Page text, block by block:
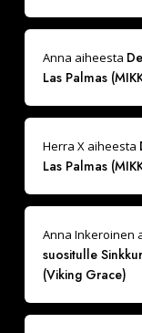
Anna aiheesta
Las Palmas
Herra Xaiheesta
Las Palmas
Anna Inkeroinen
suositulle
(Viking Grace)